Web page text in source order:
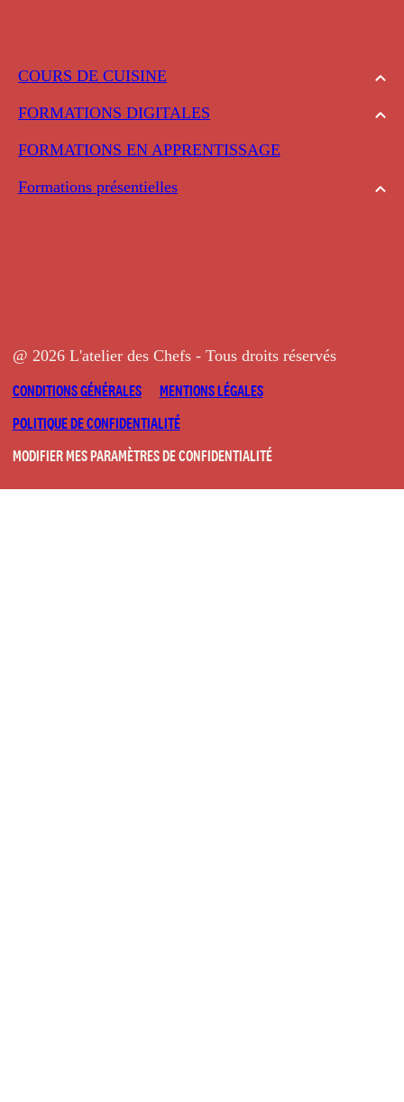
COURS DE CUISINE
FORMATIONS DIGITALES
FORMATIONS EN APPRENTISSAGE
Formations présentielles
@ 2026 L'atelier des Chefs - Tous droits réservés
CONDITIONS GÉNÉRALES
MENTIONS LÉGALES
POLITIQUE DE CONFIDENTIALITÉ
MODIFIER MES PARAMÈTRES DE CONFIDENTIALITÉ